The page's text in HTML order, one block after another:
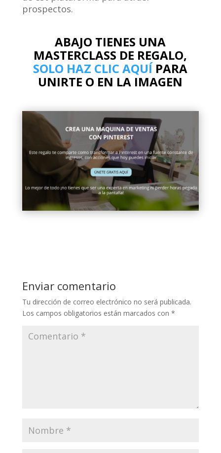
prospectos.
ABAJO TIENES UNA
MASTERCLASS DE REGALO,
SOLO HAZ CLIC AQUÍ PARA
UNIRTE O EN LA IMAGEN
Enviar comentario
Tu dirección de correo electrónico no será publicada.
Los campos obligatorios están marcados con *